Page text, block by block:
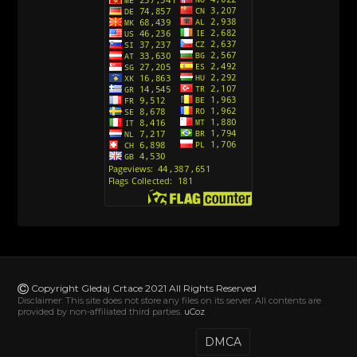
Action Man (Sinhronizovano na Hrvatski)
Action Man (2000) Sinhronizovano na Hrvatski
Andjeoski Prijatelji (Sinhronizovano na Srpski)
Ajkuca (Sharkdog) Sinhronizovano na Srpski
Alvin i veverice (Alvinnn!!! And the Chipmunks)
Sinhronizovano na Srpski
[78]
Abominable The Invisible (2022) Sinhronizovano
Copyright Gledaj Crtace 2021 All Rights Reserved
Disclaimer: This site does not store any files on its server. All contents are
provided by non-affiliated third parties. uCoz
DMCA